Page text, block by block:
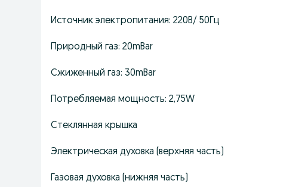
Источник электропитания: 220В/ 50Гц
Природный газ: 20mBar
Сжиженный газ: 30mBar
Потребляемая мощность: 2,75W
Стеклянная крышка
Электрическая духовка (верхняя часть)
Газовая духовка (нижняя часть)